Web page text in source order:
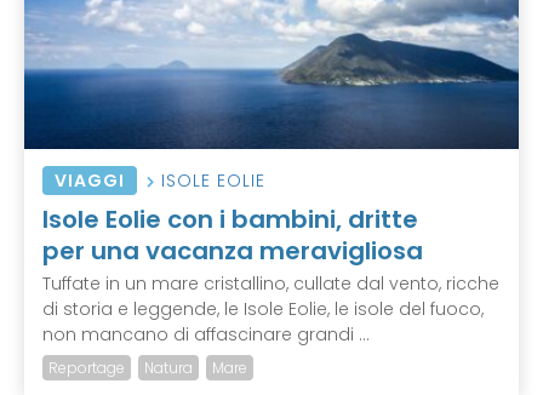
VIAGGI ISOLE EOLIE
Isole Eolie con i bambini, dritte
per una vacanza meravigliosa
Tuffate in un mare cristallino, cullate dal vento, ricche
di storia e leggende, le Isole Eolie, le isole del fuoco,
non mancano di affascinare grandi ...
Reportage Natura Mare